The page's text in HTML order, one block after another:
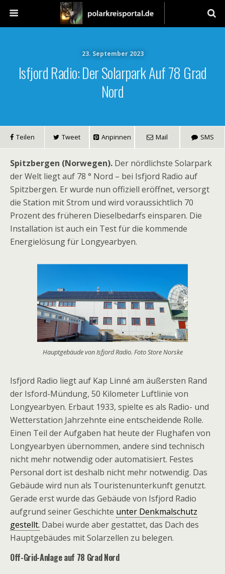
23. September 2023
Isfjord Radio: Der Solarpark Auf 78 Grad
Nord
Teilen Tweet Anpinnen Mail SMS
Spitzbergen (Norwegen). Der nördlichste Solarpark
der Welt liegt auf 78 ° Nord – bei Isfjord Radio auf
Spitzbergen. Er wurde nun offiziell eröffnet, versorgt
die Station mit Strom und wird voraussichtlich 70
Prozent des früheren Dieselbedarfs einsparen. Die
Installation ist auch ein Test für die kommende
Energielösung für Longyearbyen.
Hauptgebäude von Isfjord Radio. Foto Store Norske
Isfjord Radio liegt auf Kap Linné am äußersten Rand
der Isford-Mündung, 50 Kilometer Luftlinie von
Longyearbyen. Erbaut 1933, spielte es als Radio- und
Wetterstation Jahrzehnte eine entscheidende Rolle.
Einen Teil der Aufgaben hat heute der Flughafen von
Longyearbyen übernommen, andere sind technisch
nicht mehr notwendig oder automatisiert. Festes
Personal dort ist deshalb nicht mehr notwendig. Das
Gebäude wird nun als Touristenunterkunft genutzt.
Gerade erst wurde das Gebäude von Isfjord Radio
aufgrund seiner Geschichte unter Denkmalschutz
gestellt. Dabei wurde aber gestattet, das Dach des
Hauptgebäudes mit Solarzellen zu belegen.
Off-Grid-Anlage auf 78 Grad Nord